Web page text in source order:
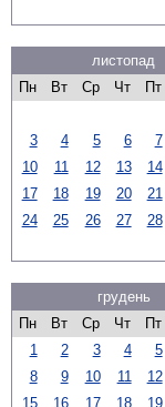
листопад
Пн
Вт Ср Чт Пт
3
4 5 6 7
10
11 12 13 14
17
18 19 20 21
24
25 26 27 28
грудень
Пн
Вт Ср Чт Пт
1
2 3 4 5
8
9 10 11 12
15
16 17 18 19